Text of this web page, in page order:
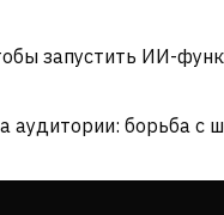
запустить ИИ-
борьба с